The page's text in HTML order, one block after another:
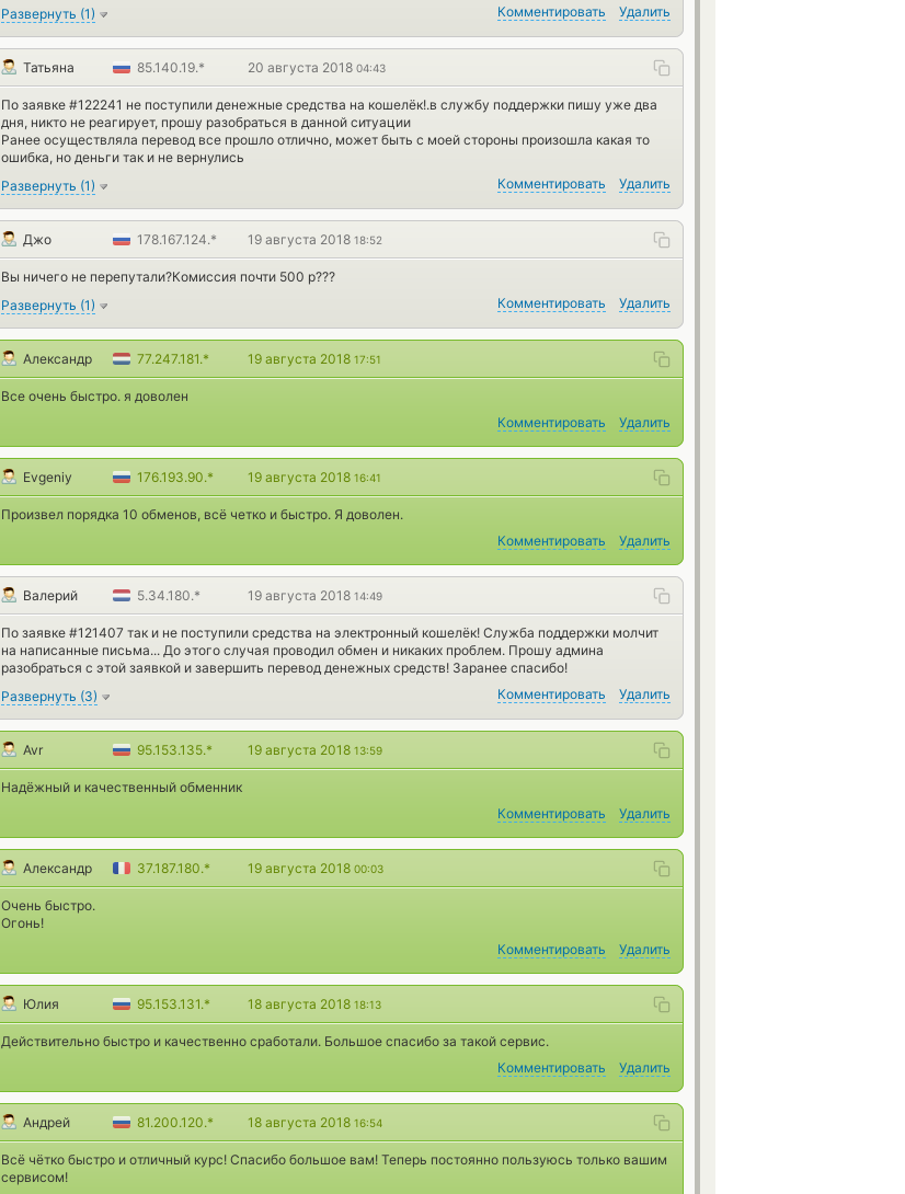
Развернуть (1) Комментировать Удалить
Татьяна 85.140.19.* 20 августа 2018 04:43
По заявке #122241 не поступили денежные средства на кошелёк!.в службу поддержки пишу уже два
дня, никто не реагирует, прошу разобраться в данной ситуации
Ранее осуществляла перевод все прошло отлично, может быть с моей стороны произошла какая то
ошибка, но деньги так и не вернулись
Развернуть (1) Комментировать Удалить
Джо 178.167.124.* 19 августа 2018 18:52
Вы ничего не перепутали?Комиссия почти 500 р???
Развернуть (1) Комментировать Удалить
Александр 77.247.181.* 19 августа 2018 17:51
Все очень быстро. я доволен
Комментировать
Удалить
Evgeniy 176.193.90.* 19 августа 2018 16:41
Произвел порядка 10 обменов, всё четко и быстро. Я доволен.
Комментировать
Удалить
Валерий 5.34.180.* 19 августа 2018 14:49
По заявке #121407 так и не поступили средства на электронный кошелёк! Служба поддержки молчит
на написанные письма... До этого случая проводил обмен и никаких проблем. Прошу админа
разобраться с этой заявкой и завершить перевод денежных средств! Заранее спасибо!
Развернуть (3) Комментировать Удалить
Avr 95.153.135.* 19 августа 2018 13:59
Надёжный и качественный обменник
Комментировать
Удалить
Александр 37.187.180.* 19 августа 2018 00:03
Очень быстро.
Огонь!
Комментировать
Удалить
Юлия 95.153.131.* 18 августа 2018 18:13
Действительно быстро и качественно сработали. Большое спасибо за такой сервис.
Комментировать
Удалить
Андрей 81.200.120.* 18 августа 2018 16:54
Всё чётко быстро и отличный курс! Спасибо большое вам! Теперь постоянно пользуюсь только вашим
сервисом!